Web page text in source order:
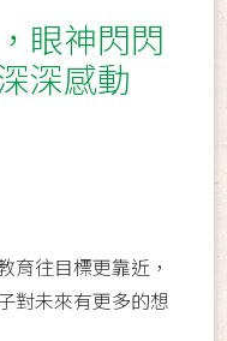
眼神閃閃
深感動
育往目標更靠近，
對未來有更多的想